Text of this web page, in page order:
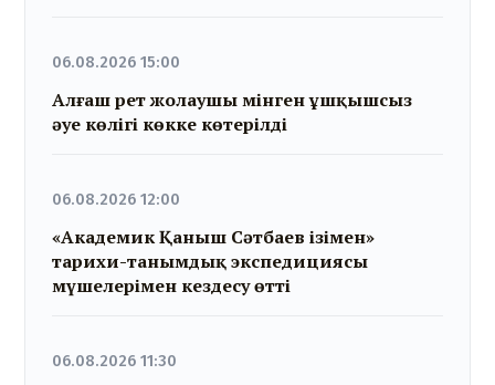
06.08.2026 15:00
Алғаш рет жолаушы мінген ұшқышсыз
әуе көлігі көкке көтерілді
06.08.2026 12:00
«Академик Қаныш Сәтбаев ізімен»
тарихи-танымдық экспедициясы
мүшелерімен кездесу өтті
06.08.2026 11:30